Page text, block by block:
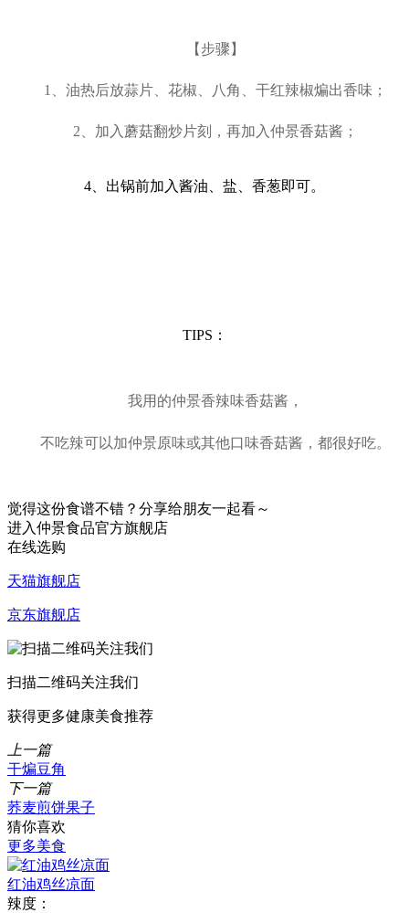
【步骤】
1、油热后放蒜片、花椒、八角、干红辣椒煸出香味；
2、加入蘑菇翻炒片刻，再加入仲景香菇酱；
4、出锅前加入酱油、盐、香葱即可。
TIPS：
我用的仲景香辣味香菇酱，
不吃辣可以加仲景原味或其他口味香菇酱，都很好吃。
觉得这份食谱不错？分享给朋友一起看～
进入仲景食品官方旗舰店
在线选购
天猫旗舰店
京东旗舰店
扫描二维码关注我们
获得更多健康美食推荐
上一篇
干煸豆角
下一篇
荞麦煎饼果子
猜你喜欢
更多美食
红油鸡丝凉面
辣度：